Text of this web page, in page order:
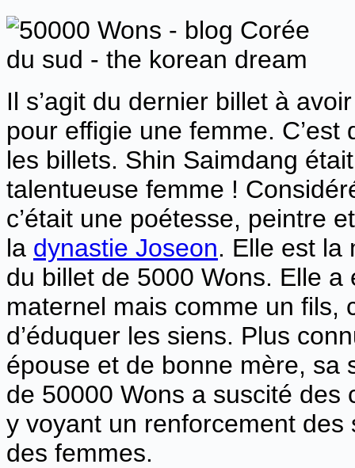
Il s’agit du dernier billet à
pour effigie une femme. C’est
les billets. Shin Saimdang
talentueuse femme !
c’était une poétesse, peintre
la dynastie Joseon. Elle est
du billet de 5000 Wons. Elle
maternel mais comme un fils,
d’éduquer les siens. Plus
épouse et de bonne mère, sa
de 50000 Wons a suscité des
y voyant un renforcement
des femmes.